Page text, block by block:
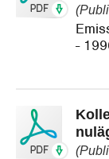
-